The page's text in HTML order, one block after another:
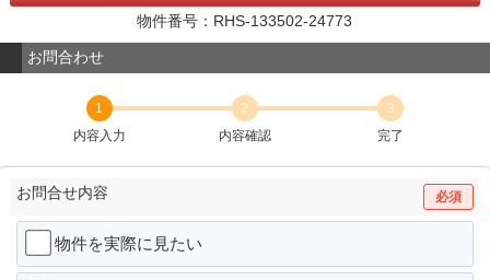
物件番号：RHS-133502-24773
お問合わせ
1
内容入力
2
内容確認
3
完了
お問合せ内容 必須
物件を実際に見たい